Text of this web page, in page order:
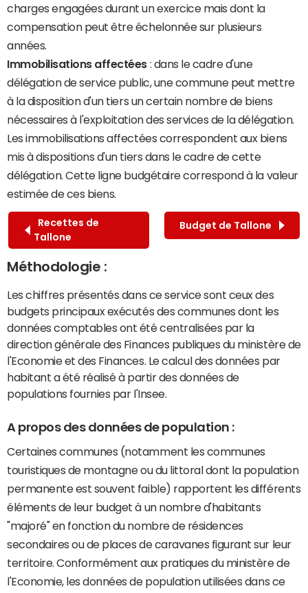
charges engagées durant un exercice mais dont la
compensation peut être échelonnée sur plusieurs
années.
Immobilisations affectées : dans le cadre d'une
délégation de service public, une commune peut mettre
à la disposition d'un tiers un certain nombre de biens
nécessaires à l'exploitation des services de la délégation.
Les immobilisations affectées correspondent aux biens
mis à dispositions d'un tiers dans le cadre de cette
délégation. Cette ligne budgétaire correspond à la valeur
estimée de ces biens.
Recettes de
Tallone
Budget de Tallone
Méthodologie :
Les chiffres présentés dans ce service sont ceux des
budgets principaux exécutés des communes dont les
données comptables ont été centralisées par la
direction générale des Finances publiques du ministère de
l'Economie et des Finances. Le calcul des données par
habitant a été réalisé à partir des données de
populations fournies par l'Insee.
A propos des données de population :
Certaines communes (notamment les communes
touristiques de montagne ou du littoral dont la population
permanente est souvent faible) rapportent les différents
éléments de leur budget à un nombre d'habitants
"majoré" en fonction du nombre de résidences
secondaires ou de places de caravanes figurant sur leur
territoire. Conformément aux pratiques du ministère de
l'Economie, les données de population utilisées dans ce